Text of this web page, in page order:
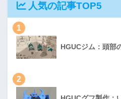
人気の記事TOP5
1
HGUCジム：頭部
2